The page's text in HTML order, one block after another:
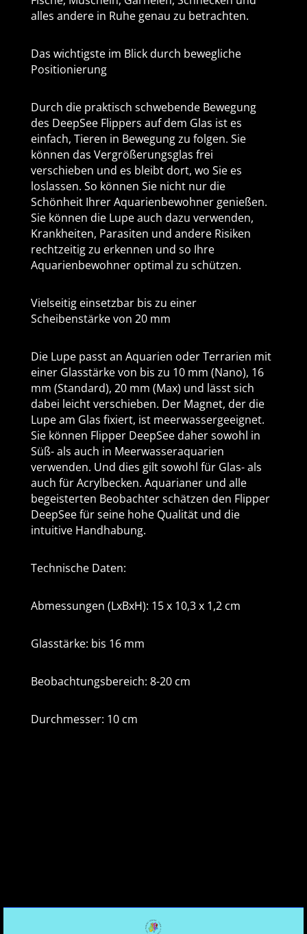
alles andere in Ruhe genau zu betrachten.
Das wichtigste im Blick durch bewegliche
Positionierung
Durch die praktisch schwebende Bewegung
des DeepSee Flippers auf dem Glas ist es
einfach, Tieren in Bewegung zu folgen. Sie
können das Vergrößerungsglas frei
verschieben und es bleibt dort, wo Sie es
loslassen. So können Sie nicht nur die
Schönheit Ihrer Aquarienbewohner genießen.
Sie können die Lupe auch dazu verwenden,
Krankheiten, Parasiten und andere Risiken
rechtzeitig zu erkennen und so Ihre
Aquarienbewohner optimal zu schützen.
Vielseitig einsetzbar bis zu einer
Scheibenstärke von 20 mm
Die Lupe passt an Aquarien oder Terrarien mit
einer Glasstärke von bis zu 10 mm (Nano), 16
mm (Standard), 20 mm (Max) und lässt sich
dabei leicht verschieben. Der Magnet, der die
Lupe am Glas fixiert, ist meerwassergeeignet.
Sie können Flipper DeepSee daher sowohl in
Süß- als auch in Meerwasseraquarien
verwenden. Und dies gilt sowohl für Glas- als
auch für Acrylbecken. Aquarianer und alle
begeisterten Beobachter schätzen den Flipper
DeepSee für seine hohe Qualität und die
intuitive Handhabung.
Technische Daten:
Abmessungen (LxBxH): 15 x 10,3 x 1,2 cm
Glasstärke: bis 16 mm
Beobachtungsbereich: 8-20 cm
Durchmesser: 10 cm